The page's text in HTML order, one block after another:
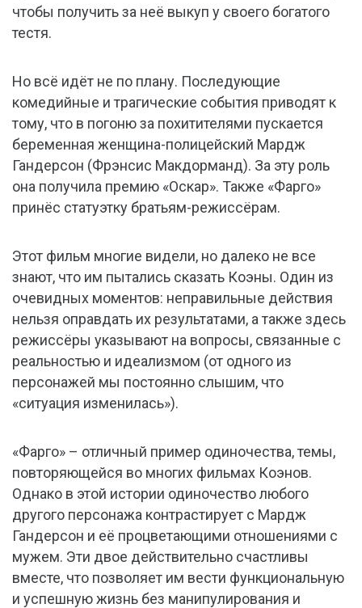
чтобы получить за неё выкуп у своего богатого
тестя.
Но всё идёт не по плану. Последующие
комедийные и трагические события приводят к
тому, что в погоню за похитителями пускается
беременная женщина-полицейский Мардж
Гандерсон (Фрэнсис Макдорманд). За эту роль
она получила премию «Оскар». Также «Фарго»
принёс статуэтку братьям-режиссёрам.
Этот фильм многие видели, но далеко не все
знают, что им пытались сказать Коэны. Один из
очевидных моментов: неправильные действия
нельзя оправдать их результатами, а также здесь
режиссёры указывают на вопросы, связанные с
реальностью и идеализмом (от одного из
персонажей мы постоянно слышим, что
«ситуация изменилась»).
«Фарго» – отличный пример одиночества, темы,
повторяющейся во многих фильмах Коэнов.
Однако в этой истории одиночество любого
другого персонажа контрастирует с Мардж
Гандерсон и её процветающими отношениями с
мужем. Эти двое действительно счастливы
вместе, что позволяет им вести функциональную
и успешную жизнь без манипулирования и